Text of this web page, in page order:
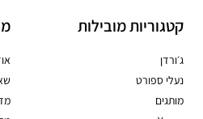
קטגוריות מובילות
ג׳ורדן
נעלי ספורט
מותגים